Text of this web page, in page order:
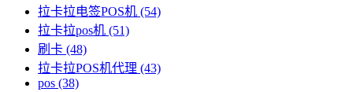
拉卡拉电签POS机 (54)
拉卡拉pos机 (51)
刷卡 (48)
拉卡拉POS机代理 (43)
pos (38)